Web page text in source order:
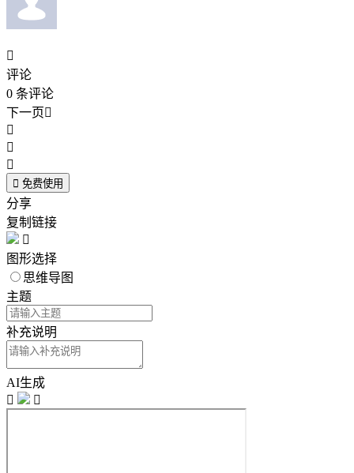

评论
0 条评论
下一页



 免费使用
分享
复制链接

图形选择
思维导图
主题
补充说明
AI生成

